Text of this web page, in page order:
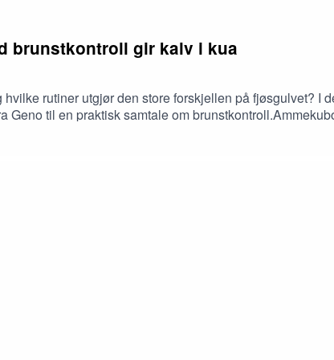
brunstkontroll gir kalv i kua
rutiner utgjør den store forskjellen på fjøsgulvet? I
til en praktisk samtale om
med drift av fjøset og hvordan de oppdager brunst i tide.
dem i hverdagen.Fagfolka forklarer også hvorfor
for at dyra skal vise naturlig atferd. Til slutt deler de
er veterinær Jorid Lybæk fra